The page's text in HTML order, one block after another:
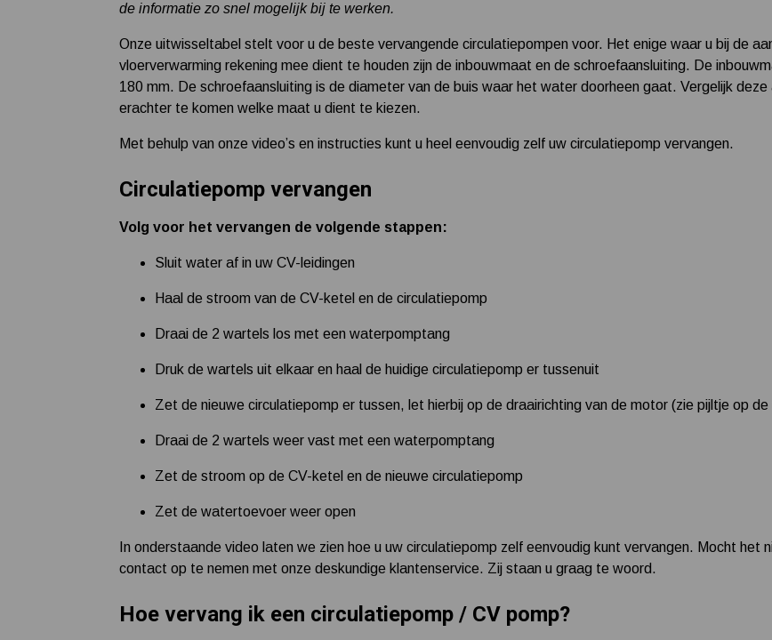
de informatie zo snel mogelijk bij te werken.
Onze uitwisseltabel stelt voor u de beste vervangende circulatiepompen voor. Het enige waar u bij de
vloerverwarming rekening mee dient te houden zijn de inbouwmaat en de schroefaansluiting. De
180 mm. De schroefaansluiting is de diameter van de buis waar het water doorheen gaat. Vergelijk
erachter te komen welke maat u dient te kiezen.
Met behulp van onze video’s en instructies kunt u heel eenvoudig zelf uw circulatiepomp vervangen.
Circulatiepomp vervangen
Volg voor het vervangen de volgende stappen:
Sluit water af in uw CV-leidingen
Haal de stroom van de CV-ketel en de circulatiepomp
Draai de 2 wartels los met een waterpomptang
Druk de wartels uit elkaar en haal de huidige circulatiepomp er tussenuit
Zet de nieuwe circulatiepomp er tussen, let hierbij op de draairichting van de motor (zie pijltje op
Draai de 2 wartels weer vast met een waterpomptang
Zet de stroom op de CV-ketel en de nieuwe circulatiepomp
Zet de watertoevoer weer open
In onderstaande video laten we zien hoe u uw circulatiepomp zelf eenvoudig kunt vervangen. Mocht het
contact op te nemen met onze deskundige klantenservice. Zij staan u graag te woord.
Hoe vervang ik een circulatiepomp / CV pomp?